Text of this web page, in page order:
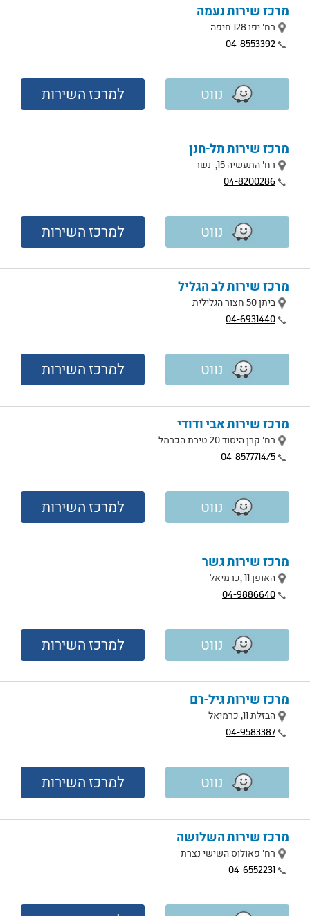
מרכז שירות נעמה
מיקום
רח' יפו 128 חיפה
טלפון
04-8553392
נווט למרכז השירות
מרכז שירות תל-חנן
מיקום
רח' התעשיה 15, נשר
טלפון
04-8200286
נווט למרכז השירות
מרכז שירות לב הגליל
מיקום
ביתן 50 חצור הגלילית
טלפון
04-6931440
נווט למרכז השירות
מרכז שירות אבי ודודי
מיקום
רח' קרן היסוד 20 טירת הכרמל
טלפון
04-8577714/5
נווט למרכז השירות
מרכז שירות גשר
מיקום
האופן 11 ,כרמיאל
טלפון
04-9886640
נווט למרכז השירות
מרכז שירות גיל-רם
מיקום
הבזלת 11, כרמיאל
טלפון
04-9583387
נווט למרכז השירות
מרכז שירות השלושה
מיקום
רח' פאולוס השישי נצרת
טלפון
04-6552231